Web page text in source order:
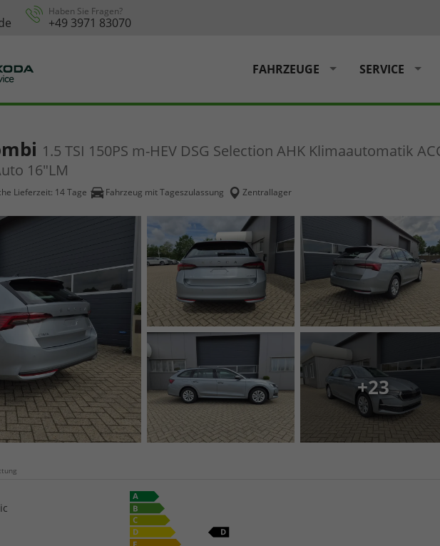
Haben Sie Fragen?
+49 3971 83070
FAHRZEUGE SERVICE
1.5 TSI 150PS m-HEV DSG Selection AHK Klimaautomatik
16"LM
Lieferzeit: 14 Tage Fahrzeug mit Tageszulassung Zentrallager
+23